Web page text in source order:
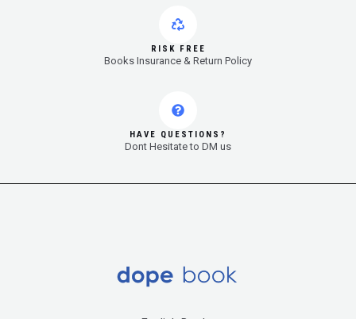
RISK FREE
Books Insurance & Return Policy
HAVE QUESTIONS?
Dont Hesitate to DM us